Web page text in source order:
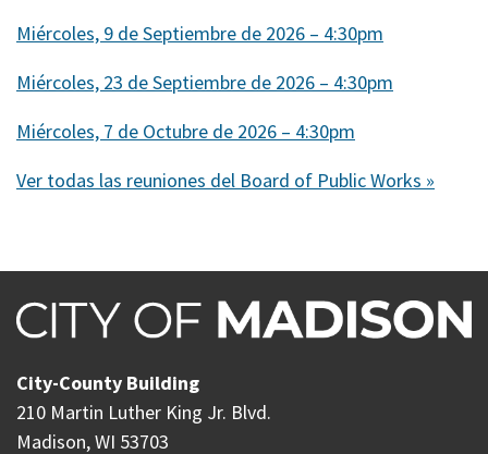
Miércoles, 9 de Septiembre de 2026 – 4:30pm
Miércoles, 23 de Septiembre de 2026 – 4:30pm
Miércoles, 7 de Octubre de 2026 – 4:30pm
Ver todas las reuniones del Board of Public Works »
City-County Building
210 Martin Luther King Jr. Blvd.
Madison, WI 53703